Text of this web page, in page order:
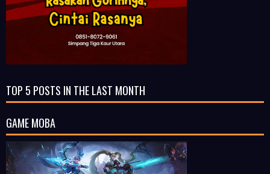
TOP 5 POSTS IN THE LAST MONTH
GAME MOBA